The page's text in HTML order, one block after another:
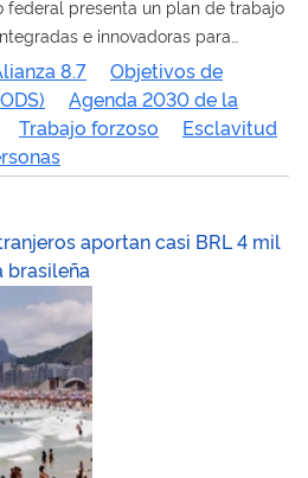
federal presenta un plan de trabajo
e innovadoras para
8.7
Objetivos de
Agenda 2030 de la
Trabajo forzoso
Esclavitud
aportan casi BRL 4 mil
brasileña